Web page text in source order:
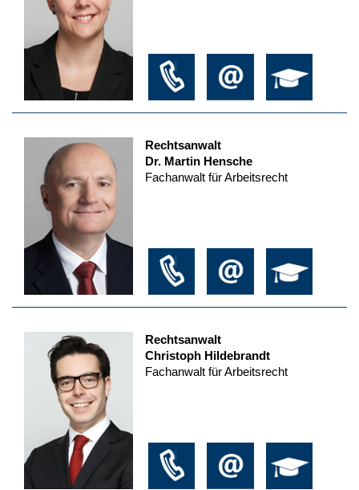
Rechtsanwalt
Dr. Martin Hensche
Fachanwalt für Arbeitsrecht
Rechtsanwalt
Christoph Hildebrandt
Fachanwalt für Arbeitsrecht